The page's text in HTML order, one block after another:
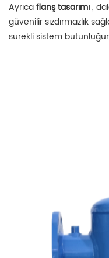
Ayrıcaflanş tasarımı,
güvenilir sızdırmazlık
sürekli sistem